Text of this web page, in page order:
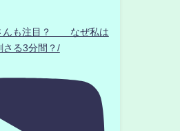
んも注目？ なぜ私は
さる3分間？/